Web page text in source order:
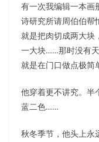
有一次我编辑一本画
诗研究所请周伯伯帮
就是把肉切成两大块
一大块……那时没有
就是在门口做点极简
他穿着更不讲究。半
蓝二色……
秋冬季节，他头上永